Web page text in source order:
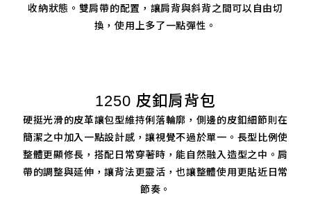
收納狀態。雙肩帶的配置，讓肩背與斜背之間可以自由切
換，使用上多了一點彈性。
1250 皮釦肩背包
硬挺光滑的皮革讓包型維持俐落輪廓，側邊的皮釦細節則在
簡潔之中加入一點設計感，讓視覺不過於單一。長型比例使
整體更顯修長，搭配日常穿著時，能自然融入造型之中。肩
帶的調整與延伸，讓背法更靈活，也讓整體使用更貼近日常
節奏。